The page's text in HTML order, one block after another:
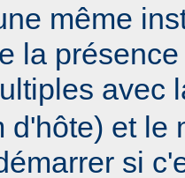
même
la
avec
d'hôte) et le
si